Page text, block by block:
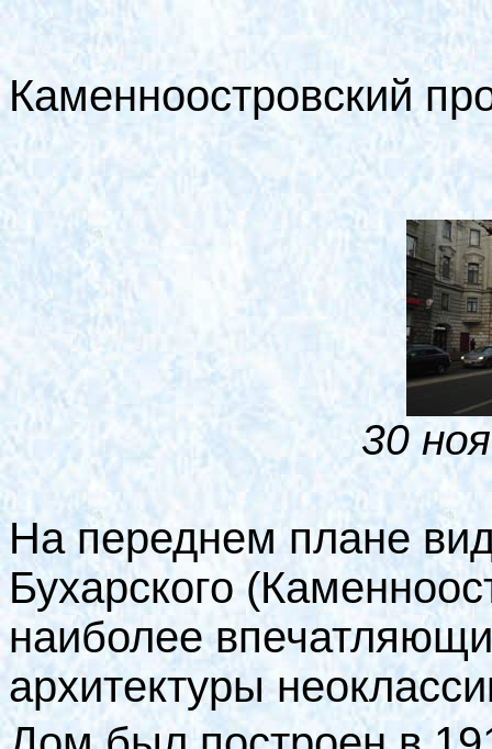
Каменноостровский
30
На переднем плане
Бухарского
наиболее
архитектуры